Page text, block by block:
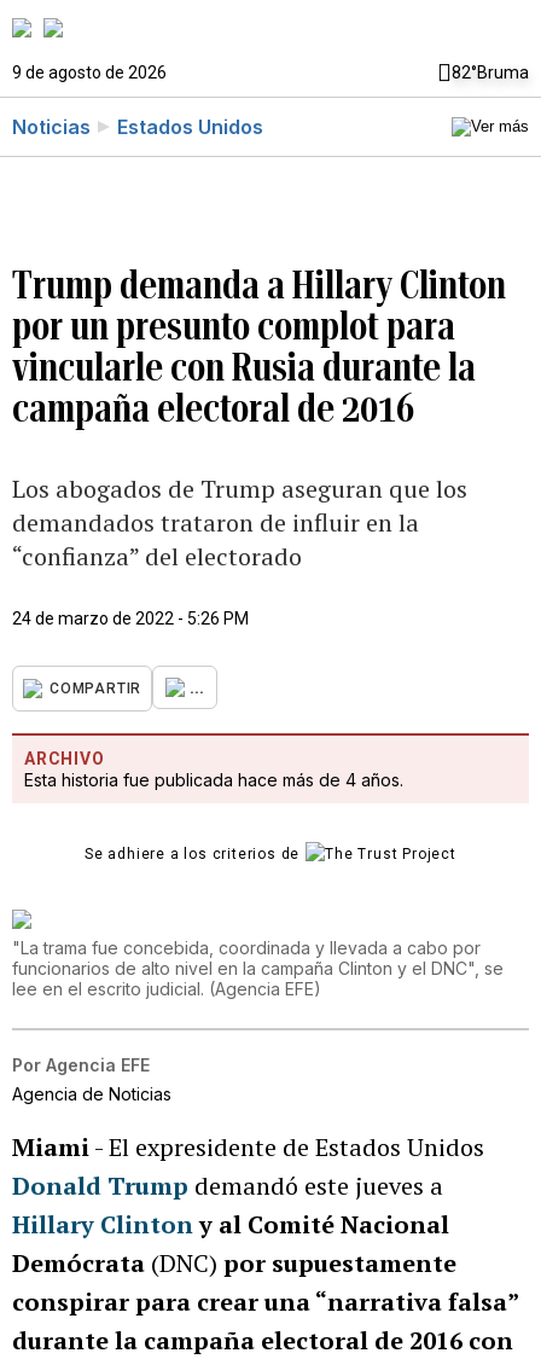
9 de agosto de 2026 82°Bruma
Noticias Estados Unidos
Trump demanda a Hillary Clinton
por un presunto complot para
vincularle con Rusia durante la
campaña electoral de 2016
Los abogados de Trump aseguran que los
demandados trataron de influir en la
“confianza” del electorado
24 de marzo de 2022 - 5:26 PM
COMPARTIR ...
ARCHIVO
Esta historia fue publicada hace más de 4 años.
Se adhiere a los criterios de
"La trama fue concebida, coordinada y llevada a cabo por
funcionarios de alto nivel en la campaña Clinton y el DNC", se
lee en el escrito judicial. (Agencia EFE)
Por Agencia EFE
Agencia de Noticias
Miami- El expresidente de Estados Unidos
Donald Trump demandó este jueves a
Hillary Clintony al Comité Nacional
Demócrata (DNC) por supuestamente
conspirar para crear una “narrativa falsa”
durante la campaña electoral de 2016 con